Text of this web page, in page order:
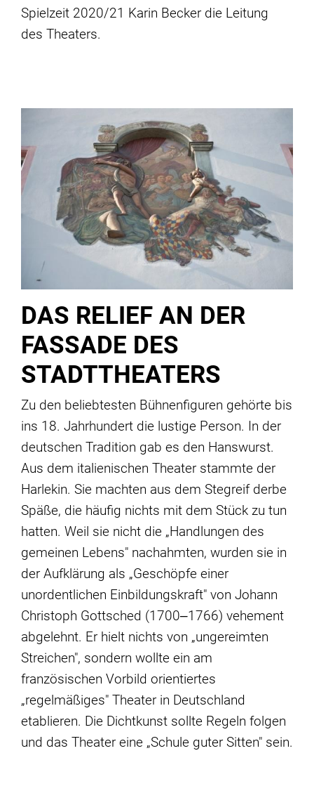
Spielzeit 2020/21 Karin Becker die Leitung
des Theaters.
DAS RELIEF AN DER
FASSADE DES
STADTTHEATERS
Zu den beliebtesten Bühnenfiguren gehörte bis
ins 18. Jahrhundert die lustige Person. In der
deutschen Tradition gab es den Hanswurst.
Aus dem italienischen Theater stammte der
Harlekin. Sie machten aus dem Stegreif derbe
Späße, die häufig nichts mit dem Stück zu tun
hatten. Weil sie nicht die „Handlungen des
gemeinen Lebens" nachahmten, wurden sie in
der Aufklärung als „Geschöpfe einer
unordentlichen Einbildungskraft" von Johann
Christoph Gottsched (1700‒1766) vehement
abgelehnt. Er hielt nichts von „ungereimten
Streichen", sondern wollte ein am
französischen Vorbild orientiertes
„regelmäßiges" Theater in Deutschland
etablieren. Die Dichtkunst sollte Regeln folgen
und das Theater eine „Schule guter Sitten" sein.